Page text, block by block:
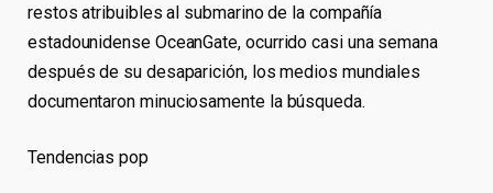
restos atribuibles al submarino de la compañía
estadounidense OceanGate, ocurrido casi una semana
después de su desaparición, los medios mundiales
documentaron minuciosamente la búsqueda.
Tendencias pop